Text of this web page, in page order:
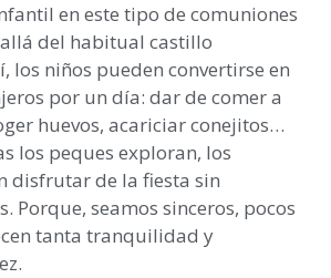
en este tipo de comuniones
del habitual castillo
los niños pueden convertirse en
por un día: dar de comer a
huevos, acariciar conejitos…
los peques exploran, los
disfrutar de la fiesta sin
Porque, seamos sinceros, pocos
tanta tranquilidad y